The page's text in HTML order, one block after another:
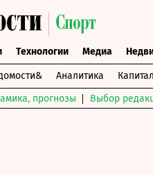
Технологии Медиа
Аналитика Капитал
прогнозы Выбор